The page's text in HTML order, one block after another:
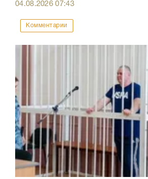
04.08.202607:43
Комментарии